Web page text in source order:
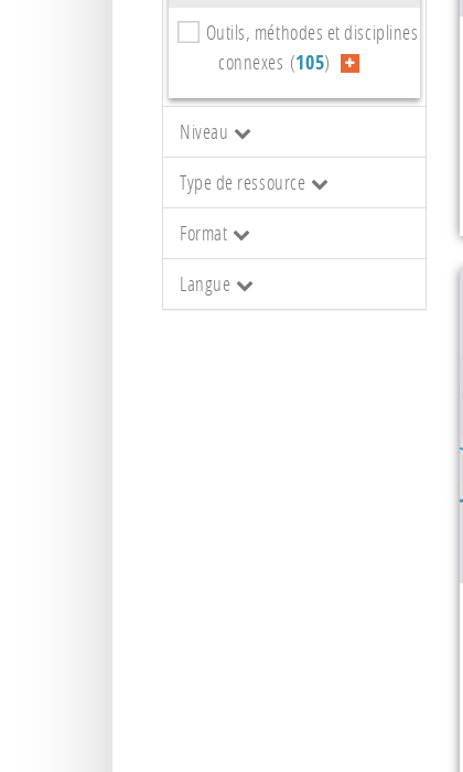
Outils, méthodes et disciplines
connexes (105)
Niveau
Type de ressource
Format
Langue